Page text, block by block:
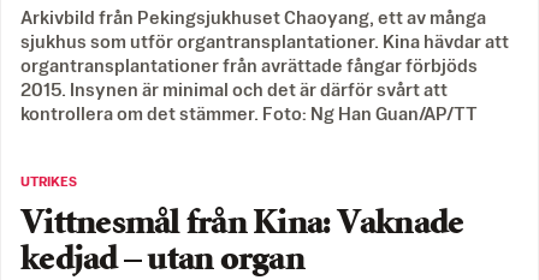
Arkivbild från Pekingsjukhuset Chaoyang, ett av många
sjukhus som utför organtransplantationer. Kina hävdar att
organtransplantationer från avrättade fångar förbjöds
2015. Insynen är minimal och det är därför svårt att
kontrollera om det stämmer. Foto: Ng Han Guan/AP/TT
UTRIKES
Vittnesmål från Kina: Vaknade
kedjad – utan organ